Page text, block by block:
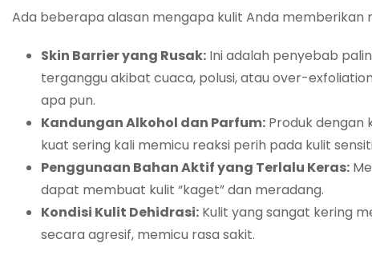
Ada beberapa alasan mengapa kulit Anda
Skin Barrier yang Rusak: Ini adalah penyebab
terganggu akibat cuaca, polusi, atau over-
apa pun.
Kandungan Alkohol dan Parfum: Produk dengan
kuat sering kali memicu reaksi perih pada kulit
Penggunaan Bahan Aktif yang Terlalu Keras:
dapat membuat kulit “kaget” dan meradang.
Kondisi Kulit Dehidrasi: Kulit yang sangat kering
secara agresif, memicu rasa sakit.